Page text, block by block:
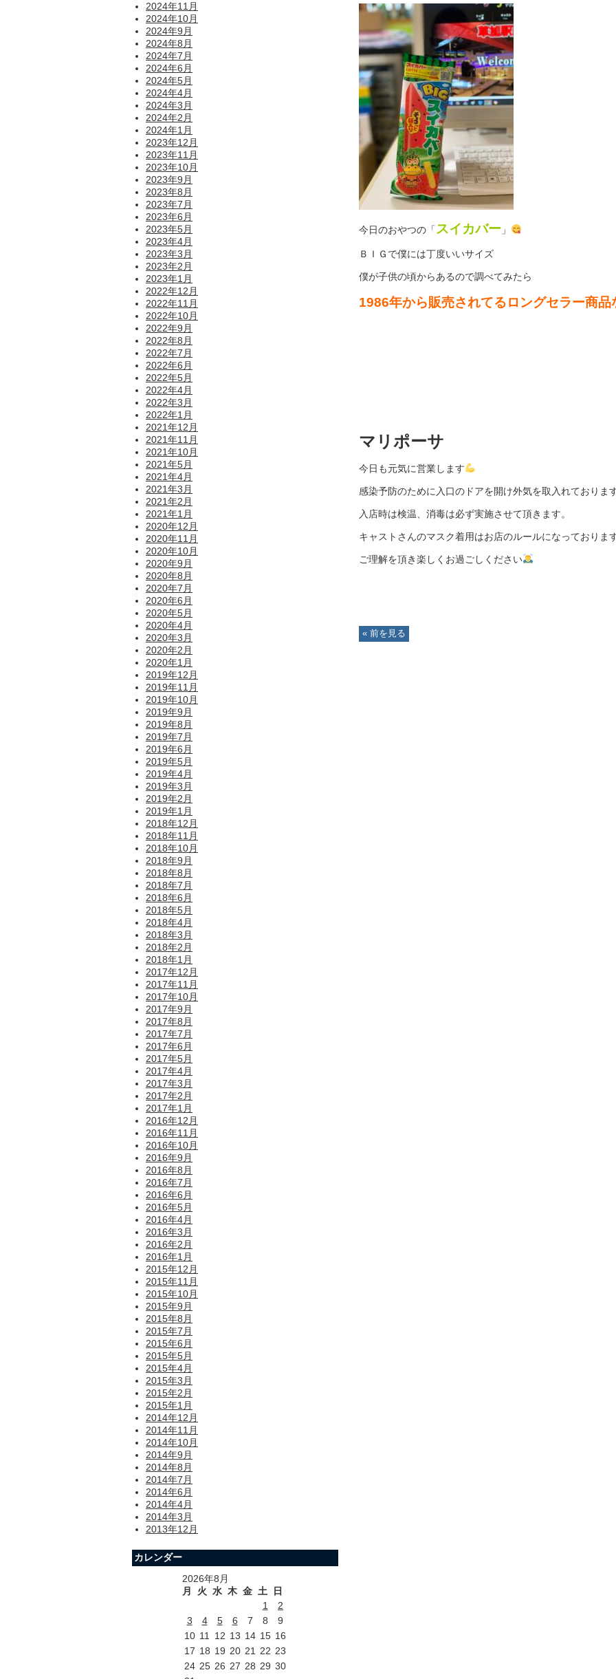
今日のおやつの「 スイカバー 」
ＢＩＧで僕には丁度いいサイズ
僕が子供の頃からあるので調べてみたら
1986年から販売されてるロングセラー商品
マリポーサ
今日も元気に営業します
感染予防のために入口のドアを開け外気を取入れております
入店時は検温、消毒は必ず実施させて頂きます。
キャストさんのマスク着用はお店のルールになっておりま
ご理解を頂き楽しくお過ごしください
« 前を見る
2024年11月
2024年10月
2024年9月
2024年8月
2024年7月
2024年6月
2024年5月
2024年4月
2024年3月
2024年2月
2024年1月
2023年12月
2023年11月
2023年10月
2023年9月
2023年8月
2023年7月
2023年6月
2023年5月
2023年4月
2023年3月
2023年2月
2023年1月
2022年12月
2022年11月
2022年10月
2022年9月
2022年8月
2022年7月
2022年6月
2022年5月
2022年4月
2022年3月
2022年1月
2021年12月
2021年11月
2021年10月
2021年5月
2021年4月
2021年3月
2021年2月
2021年1月
2020年12月
2020年11月
2020年10月
2020年9月
2020年8月
2020年7月
2020年6月
2020年5月
2020年4月
2020年3月
2020年2月
2020年1月
2019年12月
2019年11月
2019年10月
2019年9月
2019年8月
2019年7月
2019年6月
2019年5月
2019年4月
2019年3月
2019年2月
2019年1月
2018年12月
2018年11月
2018年10月
2018年9月
2018年8月
2018年7月
2018年6月
2018年5月
2018年4月
2018年3月
2018年2月
2018年1月
2017年12月
2017年11月
2017年10月
2017年9月
2017年8月
2017年7月
2017年6月
2017年5月
2017年4月
2017年3月
2017年2月
2017年1月
2016年12月
2016年11月
2016年10月
2016年9月
2016年8月
2016年7月
2016年6月
2016年5月
2016年4月
2016年3月
2016年2月
2016年1月
2015年12月
2015年11月
2015年10月
2015年9月
2015年8月
2015年7月
2015年6月
2015年5月
2015年4月
2015年3月
2015年2月
2015年1月
2014年12月
2014年11月
2014年10月
2014年9月
2014年8月
2014年7月
2014年6月
2014年4月
2014年3月
2013年12月
カレンダー
2026年8月
月
火 水 木 金 土
日
1
2
3
4 5 6 7 8
9
10 11 12 13 14 15 16
17 18 19 20 21 22 23
24 25 26 27 28 29 30